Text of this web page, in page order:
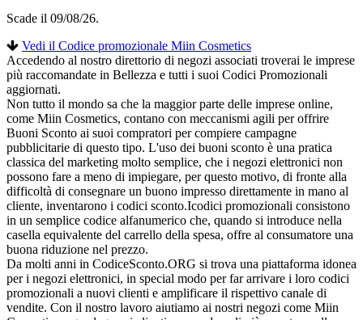
Scade il 09/08/26.
Vedi il Codice promozionale Miin Cosmetics
Accedendo al nostro direttorio di negozi associati troverai le imprese
più raccomandate in Bellezza e tutti i suoi Codici Promozionali
aggiornati.
Non tutto il mondo sa che la maggior parte delle imprese online,
come Miin Cosmetics, contano con meccanismi agili per offrire
Buoni Sconto ai suoi compratori per compiere campagne
pubblicitarie di questo tipo. L'uso dei buoni sconto è una pratica
classica del marketing molto semplice, che i negozi elettronici non
possono fare a meno di impiegare, per questo motivo, di fronte alla
difficoltà di consegnare un buono impresso direttamente in mano al
cliente, inventarono i codici sconto.Icodici promozionali consistono
in un semplice codice alfanumerico che, quando si introduce nella
casella equivalente del carrello della spesa, offre al consumatore una
buona riduzione nel prezzo.
Da molti anni in CodiceSconto.ORG si trova una piattaforma idonea
per i negozi elettronici, in special modo per far arrivare i loro codici
promozionali a nuovi clienti e amplificare il rispettivo canale di
vendite. Con il nostro lavoro aiutiamo ai nostri negozi come Miin